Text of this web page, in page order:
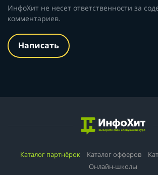
ИнфоХит не несет ответственности за
комментариев.
Написать
Каталог партнёрок Каталог офферов
Онлайн-школы